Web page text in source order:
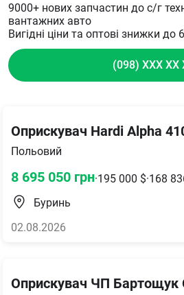
Оприскувач Hardi Alpha
Польовий
8 695 050 грн·195 000 $·168
Буринь
02.08.2026
Оприскувач ЧП Бартощук
9000+ нових запчастин до с/г
вантажних авто
Вигідні ціни та оптові знижки до
(098) XXX XX